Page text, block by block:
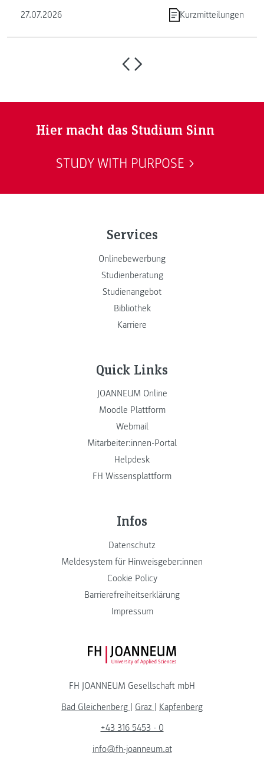
27.07.2026
Kurzmitteilungen
Hier macht das Studium Sinn
STUDY WITH PURPOSE
Services
Onlinebewerbung
Studienberatung
Studienangebot
Bibliothek
Karriere
Quick Links
JOANNEUM Online
Moodle Plattform
Webmail
Mitarbeiter:innen-Portal
Helpdesk
FH Wissensplattform
Infos
Datenschutz
Meldesystem für Hinweisgeber:innen
Cookie Policy
Barrierefreiheitserklärung
Impressum
FH JOANNEUM Logo
FH JOANNEUM Gesellschaft mbH
Bad Gleichenberg | Graz | Kapfenberg
+43 316 5453 - 0
info@fh-joanneum.at